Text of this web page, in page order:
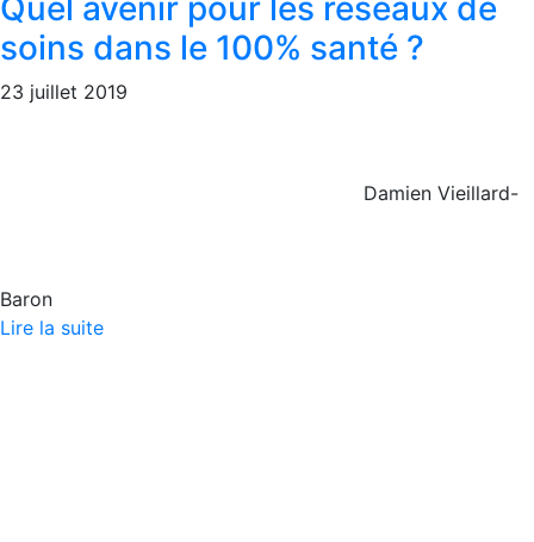
Quel avenir pour les réseaux de
soins dans le 100% santé ?
23 juillet 2019
Damien Vieillard-
Baron
Lire la suite